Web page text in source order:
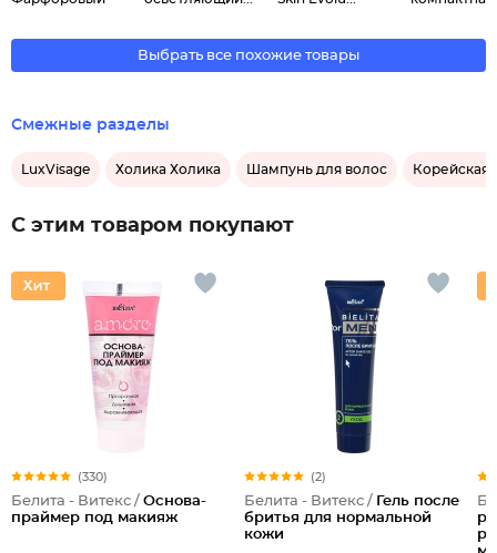
Выбрать все похожие товары
Смежные разделы
LuxVisage Холика Холика Шампунь для волос Корейская
С этим товаром покупают
(330)
Белита - Витекс / Основа-
праймер под макияж
(2)
Белита - Витекс / Гель после
бритья для нормальной
кожи